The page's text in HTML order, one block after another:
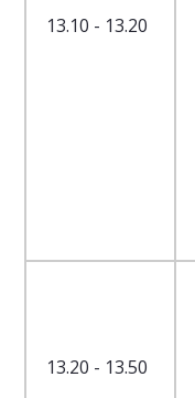
13.10 - 13.20
13.20 - 13.50